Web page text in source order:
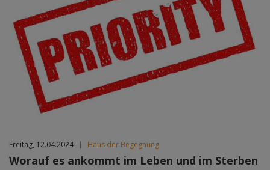
Dez 2026
Jan 2027
Feb 2027
Mär 2027
Apr 2027
Mai 2027
Freitag, 12.04.2024 | Haus der Begegnung
Worauf es ankommt im Leben und im Sterben